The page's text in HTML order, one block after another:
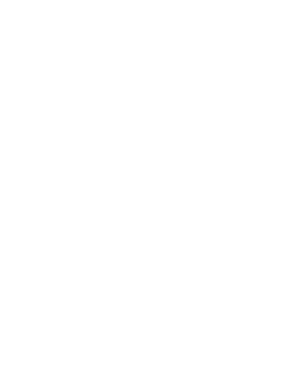
der
Willmes